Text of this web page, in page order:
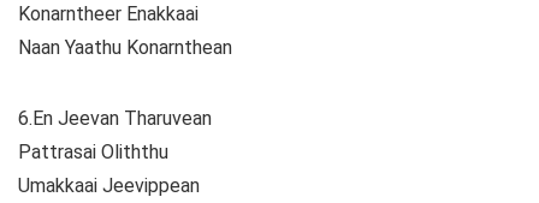
Konarntheer Enakkaai
Naan Yaathu Konarnthean
6.En Jeevan Tharuvean
Pattrasai Oliththu
Umakkaai Jeevippean